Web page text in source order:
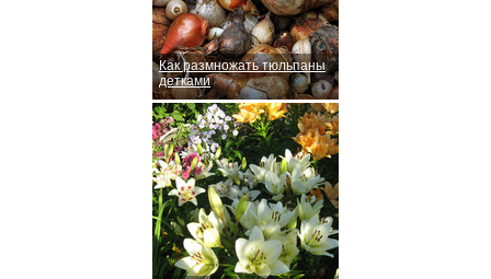
Как размножать тюльпаны
детками